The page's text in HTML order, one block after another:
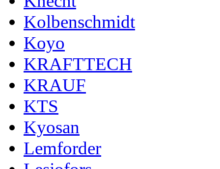
Kolbenschmidt
Koyo
KRAFTTECH
KRAUF
KTS
Kyosan
Lemforder